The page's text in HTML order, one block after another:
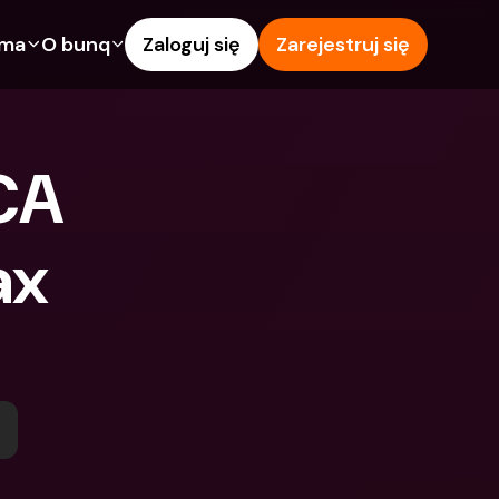
Karty kredytowe
Waluty obce i zagraniczne
Wypłaty i wpłaty z
bankomatów
O bunq Zaloguj się Zarejestruj się